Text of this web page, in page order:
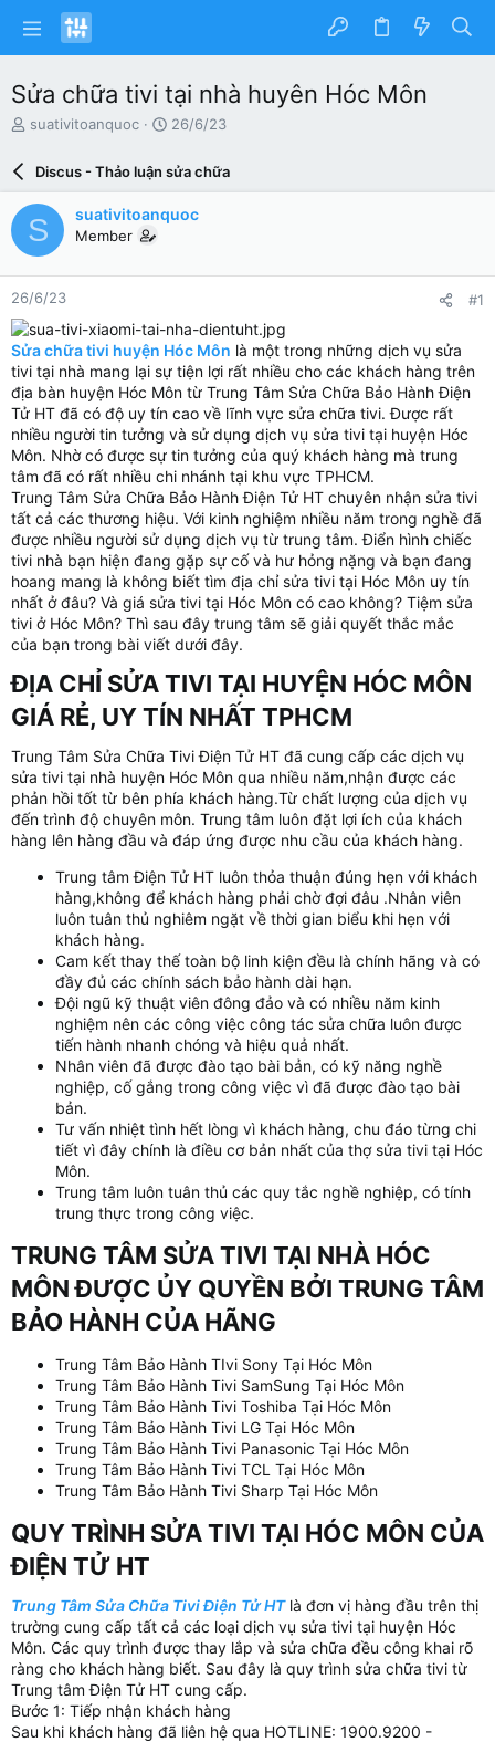
Sửa chữa tivi tại nhà huyên Hóc Môn
N
ư
ờ
i
k
h
ở
i
t
o
suativitoanquoc
N
à
y
ử
26/6/23
Discus - Thảo luận sửa chữa
S suativitoanquoc
Member
26/6/23 #1
Sửa chữa tivi huyện Hóc Môn là một trong những dịch vụ sửa
tivi tại nhà mang lại sự tiện lợi rất nhiều cho các khách hàng trên
địa bàn huyện Hóc Môn từ Trung Tâm Sửa Chữa Bảo Hành Điện
Tử HT đã có độ uy tín cao về lĩnh vực sửa chữa tivi. Được rất
nhiều người tin tưởng và sử dụng dịch vụ sửa tivi tại huyện Hóc
Môn. Nhờ có được sự tin tưởng của quý khách hàng mà trung
tâm đã có rất nhiều chi nhánh tại khu vực TPHCM.
Trung Tâm Sửa Chữa Bảo Hành Điện Tử HT chuyên nhận sửa tivi
tất cả các thương hiệu. Với kinh nghiệm nhiều năm trong nghề đã
được nhiều người sử dụng dịch vụ từ trung tâm. Điển hình chiếc
tivi nhà bạn hiện đang gặp sự cố và hư hỏng nặng và bạn đang
hoang mang là không biết tìm địa chỉ sửa tivi tại Hóc Môn uy tín
nhất ở đâu? Và giá sửa tivi tại Hóc Môn có cao không? Tiệm sửa
tivi ở Hóc Môn? Thì sau đây trung tâm sẽ giải quyết thắc mắc
của bạn trong bài viết dưới đây.
ĐỊA CHỈ SỬA TIVI TẠI HUYỆN HÓC MÔN
GIÁ RẺ, UY TÍN NHẤT TPHCM​
Trung Tâm Sửa Chữa Tivi Điện Tử HT đã cung cấp các dịch vụ
sửa tivi tại nhà huyện Hóc Môn qua nhiều năm,nhận được các
phản hồi tốt từ bên phía khách hàng.Từ chất lượng của dịch vụ
đến trình độ chuyên môn. Trung tâm luôn đặt lợi ích của khách
hàng lên hàng đầu và đáp ứng được nhu cầu của khách hàng.
Trung tâm Điện Tử HT luôn thỏa thuận đúng hẹn với khách
hàng,không để khách hàng phải chờ đợi đâu .Nhân viên
luôn tuân thủ nghiêm ngặt về thời gian biểu khi hẹn với
khách hàng.
Cam kết thay thế toàn bộ linh kiện đều là chính hãng và có
đầy đủ các chính sách bảo hành dài hạn.
Đội ngũ kỹ thuật viên đông đảo và có nhiều năm kinh
nghiệm nên các công việc công tác sửa chữa luôn được
tiến hành nhanh chóng và hiệu quả nhất.
Nhân viên đã được đào tạo bài bản, có kỹ năng nghề
nghiệp, cố gắng trong công việc vì đã được đào tạo bài
bản.
Tư vấn nhiệt tình hết lòng vì khách hàng, chu đáo từng chi
tiết vì đây chính là điều cơ bản nhất của thợ sửa tivi tại Hóc
Môn.
Trung tâm luôn tuân thủ các quy tắc nghề nghiệp, có tính
trung thực trong công việc.
TRUNG TÂM SỬA TIVI TẠI NHÀ HÓC
MÔN ĐƯỢC ỦY QUYỀN BỞI TRUNG TÂM
BẢO HÀNH CỦA HÃNG​
Trung Tâm Bảo Hành TIvi Sony Tại Hóc Môn
Trung Tâm Bảo Hành Tivi SamSung Tại Hóc Môn
Trung Tâm Bảo Hành Tivi Toshiba Tại Hóc Môn
Trung Tâm Bảo Hành Tivi LG Tại Hóc Môn
Trung Tâm Bảo Hành Tivi Panasonic Tại Hóc Môn
Trung Tâm Bảo Hành Tivi TCL Tại Hóc Môn
Trung Tâm Bảo Hành Tivi Sharp Tại Hóc Môn
QUY TRÌNH SỬA TIVI TẠI HÓC MÔN CỦA
ĐIỆN TỬ HT​
Trung Tâm Sửa Chữa Tivi Điện Tử HTlà đơn vị hàng đầu trên thị
trường cung cấp tất cả các loại dịch vụ sửa tivi tại huyện Hóc
Môn. Các quy trình được thay lắp và sửa chữa đều công khai rõ
ràng cho khách hàng biết. Sau đây là quy trình sửa chữa tivi từ
Trung tâm Điện Tử HT cung cấp.
Bước 1: Tiếp nhận khách hàng
Sau khi khách hàng đã liên hệ qua HOTLINE: 1900.9200 -